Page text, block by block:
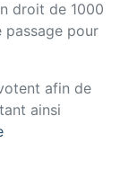
droit de 1000
pour
afin de
ainsi